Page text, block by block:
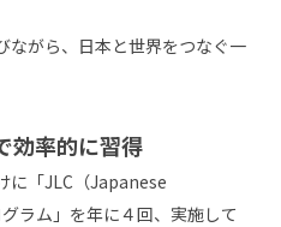
ながら、日本と世界をつなぐ一
効率的に習得
に「JLC（Japanese
ラム」を年に４回、実施して